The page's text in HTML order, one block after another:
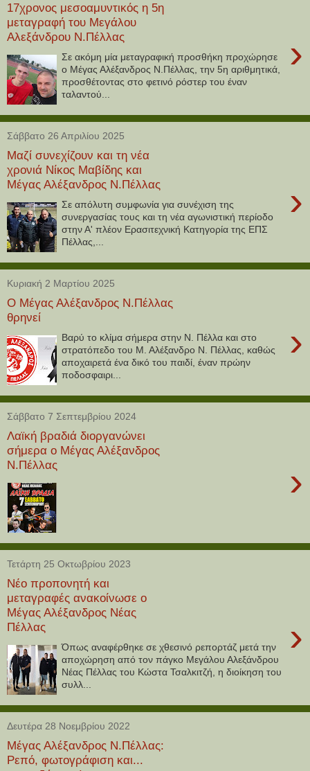
17χρονος μεσοαμυντικός η 5η
μεταγραφή του Μεγάλου
Αλεξάνδρου Ν.Πέλλας
›
Σε ακόμη μία μεταγραφική προσθήκη προχώρησε
ο Μέγας Αλέξανδρος Ν.Πέλλας, την 5η αριθμητικά,
προσθέτοντας στο φετινό ρόστερ του έναν
ταλαντού...
Σάββατο 26 Απριλίου 2025
Μαζί συνεχίζουν και τη νέα
χρονιά Νίκος Μαβίδης και
Μέγας Αλέξανδρος Ν.Πέλλας
›
Σε απόλυτη συμφωνία για συνέχιση της
συνεργασίας τους και τη νέα αγωνιστική περίοδο
στην Α' πλέον Ερασιτεχνική Κατηγορία της ΕΠΣ
Πέλλας,...
Κυριακή 2 Μαρτίου 2025
Ο Μέγας Αλέξανδρος Ν.Πέλλας
θρηνεί
›
Βαρύ το κλίμα σήμερα στην Ν. Πέλλα και στο
στρατόπεδο του Μ. Αλέξανδρο Ν. Πέλλας, καθώς
αποχαιρετά ένα δικό του παιδί, έναν πρώην
ποδοσφαιρι...
Σάββατο 7 Σεπτεμβρίου 2024
Λαϊκή βραδιά διοργανώνει
σήμερα ο Μέγας Αλέξανδρος
Ν.Πέλλας
›
Τετάρτη 25 Οκτωβρίου 2023
Νέο προπονητή και
μεταγραφές ανακοίνωσε ο
Μέγας Αλέξανδρος Νέας
Πέλλας
›
Όπως αναφέρθηκε σε χθεσινό ρεπορτάζ μετά την
αποχώρηση από τον πάγκο Μεγάλου Αλεξάνδρου
Νέας Πέλλας του Κώστα Τσαλκιτζή, η διοίκηση του
συλλ...
Δευτέρα 28 Νοεμβρίου 2022
Μέγας Αλέξανδρος Ν.Πέλλας:
Ρεπό, φωτογράφιση και...